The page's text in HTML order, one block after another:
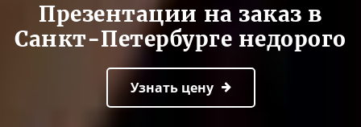
Презентации на заказ в
Санкт-Петербурге недорого
Узнать цену